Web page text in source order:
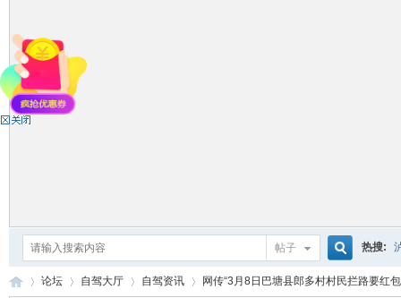
帖子
搜
热搜:
论坛 自驾大厅 自驾资讯 网传“3月8日巴塘县郎多村村民拦路要红